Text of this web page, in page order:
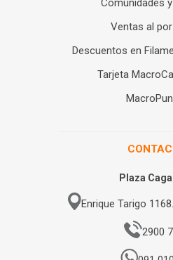
Comunidades
Ventas al
Descuentos en
Tarjeta
Plaza
Enrique Tarigo
2900